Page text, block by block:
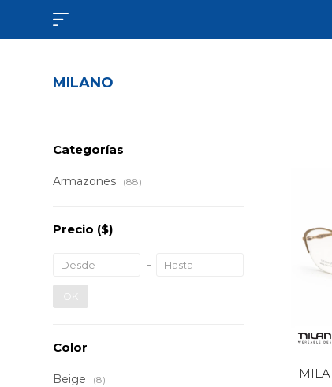

MILANO
Categorías
Armazones (88)
Precio ($)
OK
Color
Beige (8)